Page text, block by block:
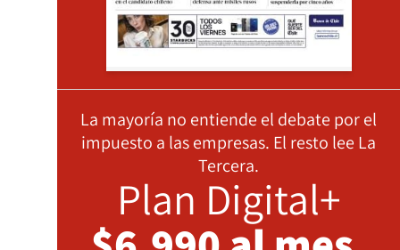
La mayoría no entiende el debate por el
impuesto a las empresas. El resto lee La
Tercera.
Plan Digital+